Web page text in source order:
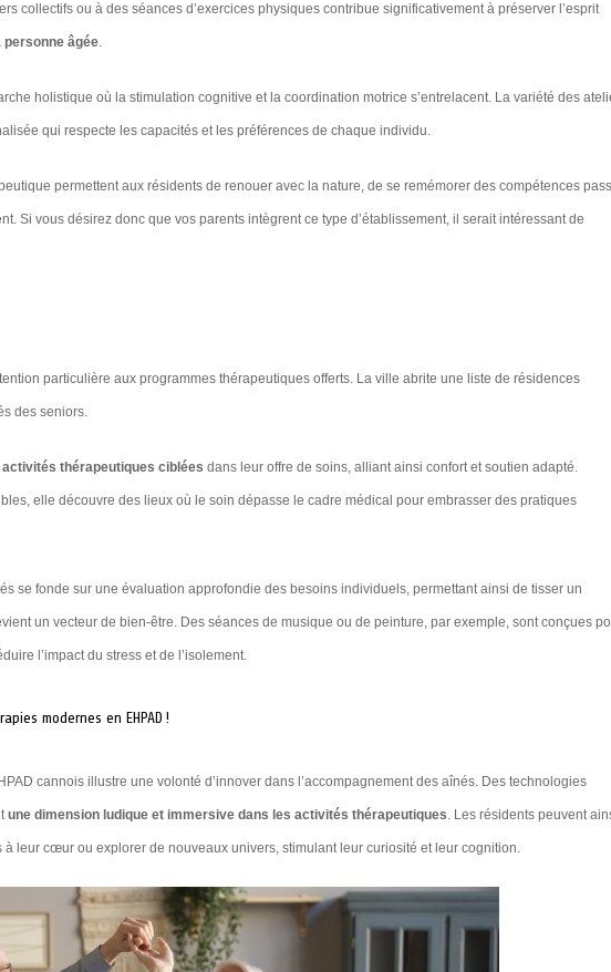
collectifs ou à des séances d’exercices physiques contribue significativement à préserver l’esprit
personne âgée.
holistique où la stimulation cognitive et la coordination motrice s’entrelacent. La variété des
qui respecte les capacités et les préférences de chaque individu.
permettent aux résidents de renouer avec la nature, de se remémorer des compétences
Si vous désirez donc que vos parents intègrent ce type d’établissement, il serait intéressant de
particulière aux programmes thérapeutiques offerts. La ville abrite une liste de résidences
des seniors.
activités thérapeutiques ciblées dans leur offre de soins, alliant ainsi confort et soutien adapté.
elle découvre des lieux où le soin dépasse le cadre médical pour embrasser des pratiques
se fonde sur une évaluation approfondie des besoins individuels, permettant ainsi de tisser un
un vecteur de bien-être. Des séances de musique ou de peinture, par exemple, sont conçues
l’impact du stress et de l’isolement.
modernes en EHPAD !
cannois illustre une volonté d’innover dans l’accompagnement des aînés. Des technologies
une dimension ludique et immersive dans les activités thérapeutiques. Les résidents peuvent
leur cœur ou explorer de nouveaux univers, stimulant leur curiosité et leur cognition.